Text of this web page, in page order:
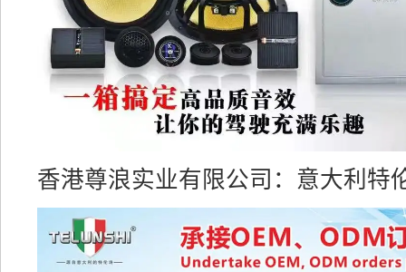
香港尊浪实业有限公司：意大利特